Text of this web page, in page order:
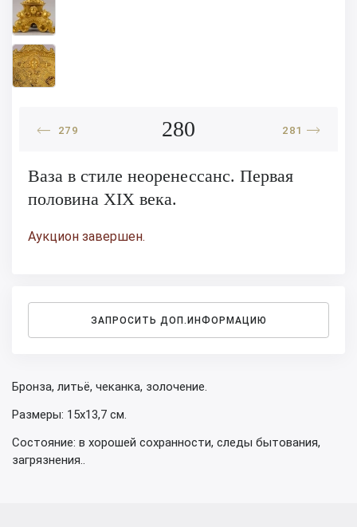
279 280 281
Ваза в стиле неоренессанс. Первая
половина XIX века.
Аукцион завершен.
ЗАПРОСИТЬ ДОП.ИНФОРМАЦИЮ
Бронза, литьё, чеканка, золочение.
Размеры: 15х13,7 см.
Состояние: в хорошей сохранности, следы бытования,
загрязнения..